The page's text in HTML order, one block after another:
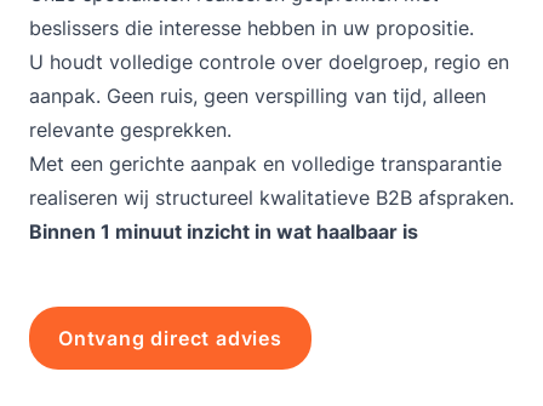
beslissers die interesse hebben in uw propositie.
U houdt volledige controle over doelgroep, regio en
aanpak. Geen ruis, geen verspilling van tijd, alleen
relevante gesprekken.
Met een gerichte aanpak en volledige transparantie
realiseren wij structureel kwalitatieve B2B afspraken.
Binnen 1 minuut inzicht in wat haalbaar is
Ontvang direct advies